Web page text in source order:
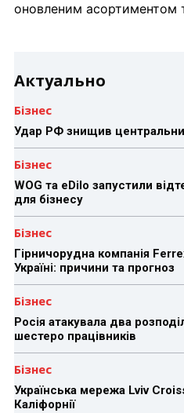
оновленим асортиментом
Актуально
Бізнес
Удар РФ знищив
Бізнес
WOG та eDilo запустили
для бізнесу
Бізнес
Гірничорудна компанія
Україні: причини та прогноз
Бізнес
Росія атакувала два
шестеро працівників
Бізнес
Українська мережа Lviv
Каліфорнії